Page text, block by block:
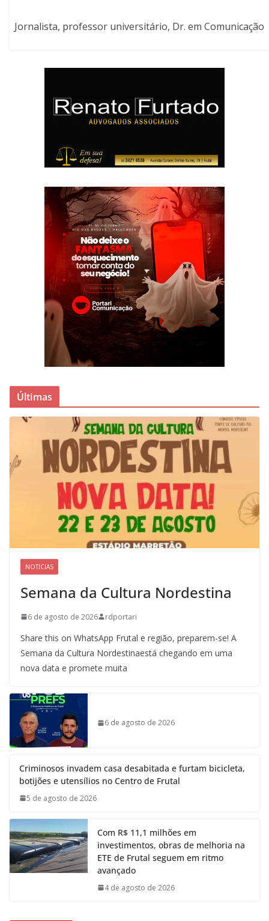
Jornalista, professor universitário, Dr. em Comunicação
Últimas
NOTICIAS
Semana da Cultura Nordestina
6 de agosto de 2026 rdportari
Share this on WhatsApp Frutal e região, preparem-se! A
Semana da Cultura Nordestinaestá chegando em uma
nova data e promete muita
6 de agosto de 2026
Criminosos invadem casa desabitada e furtam bicicleta,
botijões e utensílios no Centro de Frutal
5 de agosto de 2026
Com R$ 11,1 milhões em
investimentos, obras de melhoria na
ETE de Frutal seguem em ritmo
avançado
4 de agosto de 2026